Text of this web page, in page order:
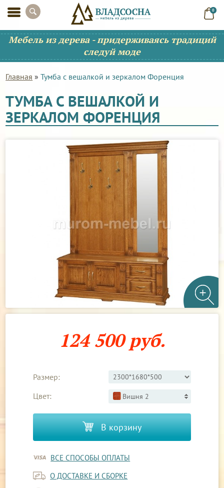
0
Мебель из дерева - придерживаясь традиций
следуй моде
Главная »Тумба с вешалкой и зеркалом Форенция
ТУМБА С ВЕШАЛКОЙ И
ЗЕРКАЛОМ ФОРЕНЦИЯ
124 500 руб.
Размер:
Цвет:
Вишня 2
В корзину
ВСЕ СПОСОБЫ ОПЛАТЫ
О ДОСТАВКЕ И СБОРКЕ